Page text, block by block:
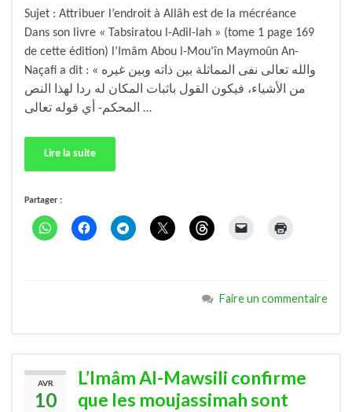
Sujet : Attribuer l’endroit à Allâh est de la mécréance
Dans son livre « Tabsiratou l-Adil-lah » (tome 1 page 169
de cette édition) l’Imâm Abou l-Mou’în Maymoûn An-
Naçafi a dit : « والله تعالى نفى المماثلة بين ذاته وبين غيره
من الأشياء، فيكون القول باثبات المكان له ردا لهذا النص
المحكم- أي قوله تعالى …
Lire la suite
Partager :
Faire un commentaire
AVR
10
L’Imâm Al-Mawsili confirme
que les moujassimah sont